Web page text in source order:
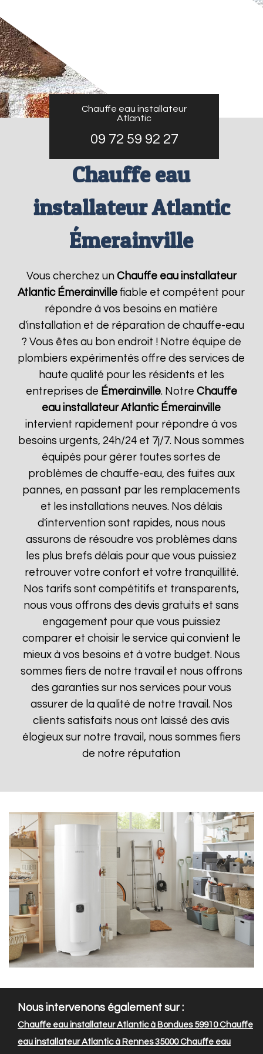
Chauffe eau installateur
Atlantic
09 72 59 92 27
Chauffe eau
installateur Atlantic
Émerainville
Vous cherchez un Chauffe eau installateur
Atlantic Émerainville fiable et compétent pour
répondre à vos besoins en matière
d'installation et de réparation de chauffe-eau
? Vous êtes au bon endroit ! Notre équipe de
plombiers expérimentés offre des services de
haute qualité pour les résidents et les
entreprises de Émerainville. Notre Chauffe
eau installateur Atlantic Émerainville
intervient rapidement pour répondre à vos
besoins urgents, 24h/24 et 7j/7. Nous sommes
équipés pour gérer toutes sortes de
problèmes de chauffe-eau, des fuites aux
pannes, en passant par les remplacements
et les installations neuves. Nos délais
d'intervention sont rapides, nous nous
assurons de résoudre vos problèmes dans
les plus brefs délais pour que vous puissiez
retrouver votre confort et votre tranquillité.
Nos tarifs sont compétitifs et transparents,
nous vous offrons des devis gratuits et sans
engagement pour que vous puissiez
comparer et choisir le service qui convient le
mieux à vos besoins et à votre budget. Nous
sommes fiers de notre travail et nous offrons
des garanties sur nos services pour vous
assurer de la qualité de notre travail. Nos
clients satisfaits nous ont laissé des avis
élogieux sur notre travail, nous sommes fiers
de notre réputation
Nous intervenons également sur :
Chauffe eau installateur Atlantic à Bondues 59910Chauffe
eau installateur Atlantic à Rennes 35000Chauffe eau